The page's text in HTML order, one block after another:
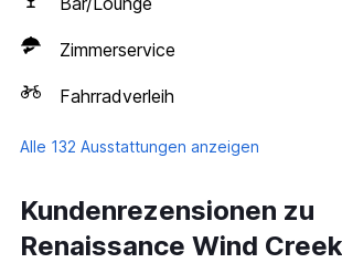
Zimmerservice
Fahrradverleih
Alle 132 Ausstattungen anzeigen
Kundenrezensionen zu
Renaissance Wind